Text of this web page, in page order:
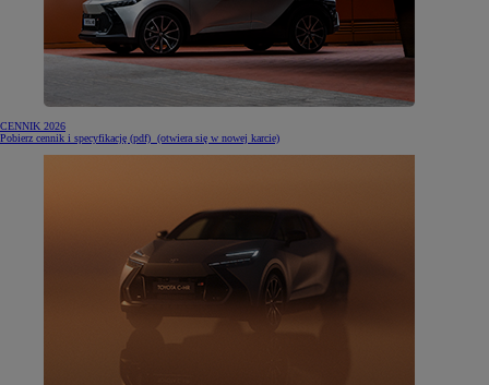
CENNIK 2026
Pobierz cennik i specyfikację (pdf) (otwiera się w nowej karcie)